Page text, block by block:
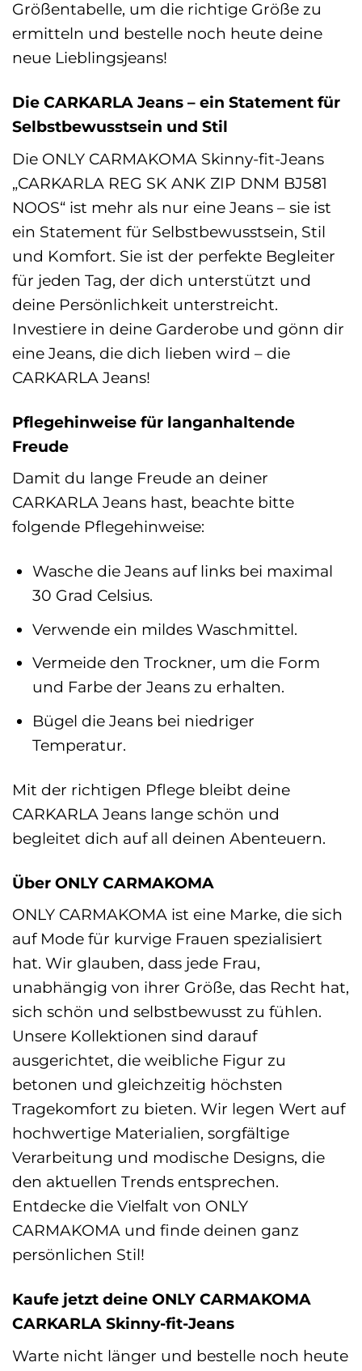
Größentabelle, um die richtige Größe zu
ermitteln und bestelle noch heute deine
neue Lieblingsjeans!
Die CARKARLA Jeans – ein Statement für
Selbstbewusstsein und Stil
Die ONLY CARMAKOMA Skinny-fit-Jeans
„CARKARLA REG SK ANK ZIP DNM BJ581
NOOS“ ist mehr als nur eine Jeans – sie ist
ein Statement für Selbstbewusstsein, Stil
und Komfort. Sie ist der perfekte Begleiter
für jeden Tag, der dich unterstützt und
deine Persönlichkeit unterstreicht.
Investiere in deine Garderobe und gönn dir
eine Jeans, die dich lieben wird – die
CARKARLA Jeans!
Pflegehinweise für langanhaltende
Freude
Damit du lange Freude an deiner
CARKARLA Jeans hast, beachte bitte
folgende Pflegehinweise:
Wasche die Jeans auf links bei maximal
30 Grad Celsius.
Verwende ein mildes Waschmittel.
Vermeide den Trockner, um die Form
und Farbe der Jeans zu erhalten.
Bügel die Jeans bei niedriger
Temperatur.
Mit der richtigen Pflege bleibt deine
CARKARLA Jeans lange schön und
begleitet dich auf all deinen Abenteuern.
Über ONLY CARMAKOMA
ONLY CARMAKOMA ist eine Marke, die sich
auf Mode für kurvige Frauen spezialisiert
hat. Wir glauben, dass jede Frau,
unabhängig von ihrer Größe, das Recht hat,
sich schön und selbstbewusst zu fühlen.
Unsere Kollektionen sind darauf
ausgerichtet, die weibliche Figur zu
betonen und gleichzeitig höchsten
Tragekomfort zu bieten. Wir legen Wert auf
hochwertige Materialien, sorgfältige
Verarbeitung und modische Designs, die
den aktuellen Trends entsprechen.
Entdecke die Vielfalt von ONLY
CARMAKOMA und finde deinen ganz
persönlichen Stil!
Kaufe jetzt deine ONLY CARMAKOMA
CARKARLA Skinny-fit-Jeans
Warte nicht länger und bestelle noch heute